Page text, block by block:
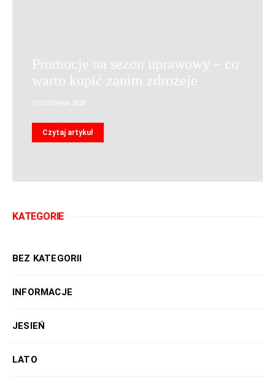
Promocje na sezon uprawowy – co
warto kupić zanim zdrożeje
Czytaj artykuł
KATEGORIE
BEZ KATEGORII
INFORMACJE
JESIEŃ
LATO